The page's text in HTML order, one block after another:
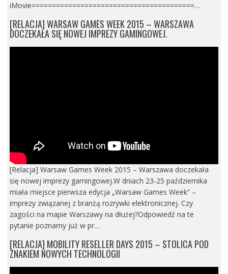
iMovie========================================…
[RELACJA] WARSAW GAMES WEEK 2015 – WARSZAWA
DOCZEKAŁA SIĘ NOWEJ IMPREZY GAMINGOWEJ.
[Relacja] Warsaw Games Week 2015 – Warszawa doczekała
się nowej imprezy gamingowej.W dniach 23-25 października
miała miejsce pierwsza edycja „Warsaw Games Week” –
imprezy związanej z branżą rozrywki elektronicznej. Czy
zagości na mapie Warszawy na dłużej?Odpowiedź na te
pytanie poznamy już w pr…
[RELACJA] MOBILITY RESELLER DAYS 2015 – STOLICA POD
ZNAKIEM NOWYCH TECHNOLOGII